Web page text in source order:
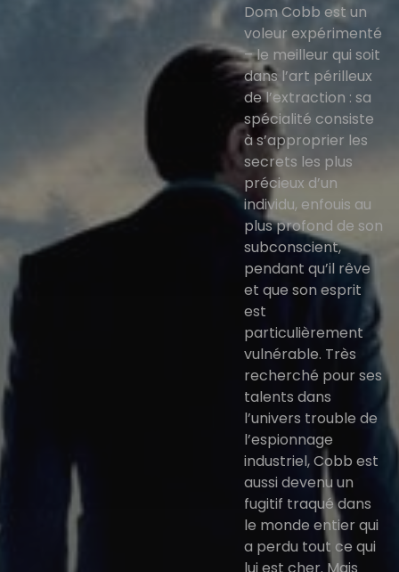
Dom Cobb est un
voleur expérimenté
– le meilleur qui soit
dans l’art périlleux
de l’extraction : sa
spécialité consiste
à s’approprier les
secrets les plus
précieux d’un
individu, enfouis au
plus profond de son
subconscient,
pendant qu’il rêve
et que son esprit
est
particulièrement
vulnérable. Très
recherché pour ses
talents dans
l’univers trouble de
l’espionnage
industriel, Cobb est
aussi devenu un
fugitif traqué dans
le monde entier qui
a perdu tout ce qui
lui est cher. Mais